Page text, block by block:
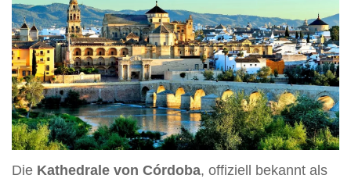
Die Kathedrale von Córdoba, offiziell bekannt als